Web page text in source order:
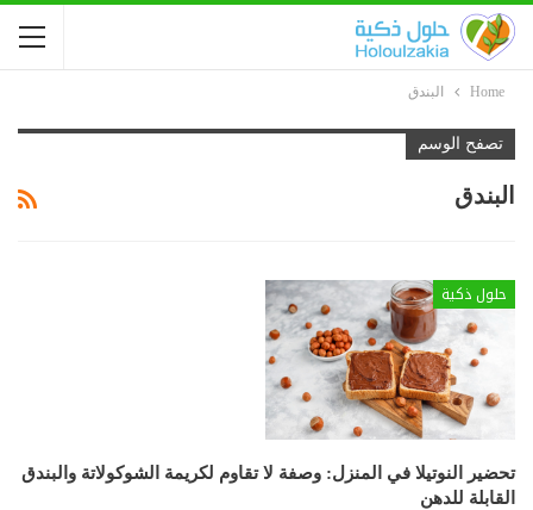
Home البندق
تصفح الوسم
البندق
حلول ذكية
تحضير النوتيلا في المنزل: وصفة لا تقاوم لكريمة الشوكولاتة والبندق
القابلة للدهن